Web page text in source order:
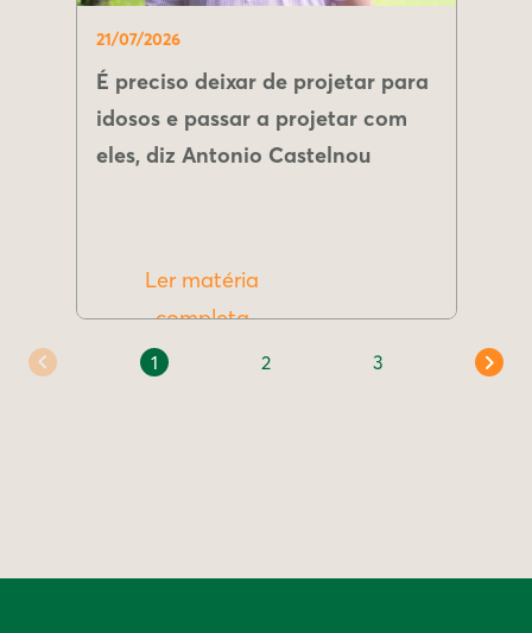
21/07/2026
É preciso deixar de projetar para
idosos e passar a projetar com
eles, diz Antonio Castelnou
Ler matéria
completa
1 2 3